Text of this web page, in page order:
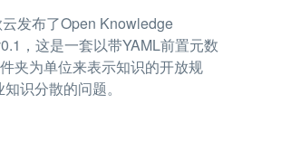
发布了Open Knowledge
，这是一套以带YAML前置元数
夹为单位来表示知识的开放规
识分散的问题。